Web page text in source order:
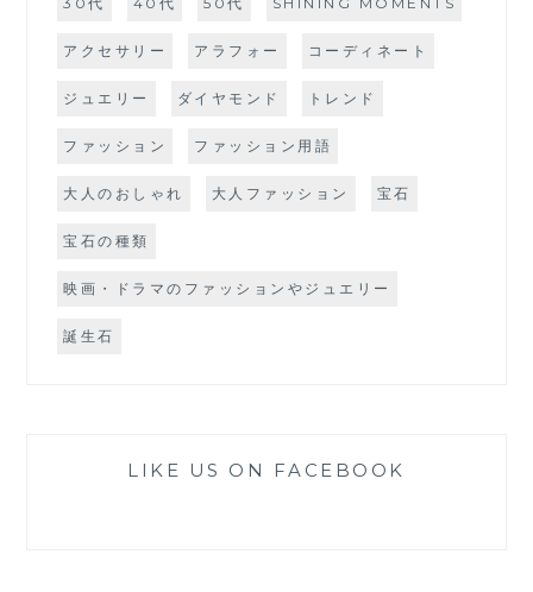
アクセサリー アラフォー コーディネート
ジュエリー ダイヤモンド トレンド
ファッション ファッション用語
大人のおしゃれ 大人ファッション 宝石
宝石の種類
映画・ドラマのファッションやジュエリー
誕生石
LIKE US ON FACEBOOK